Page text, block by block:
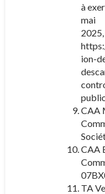
à
mai
ion-
CAA
CAA
TA